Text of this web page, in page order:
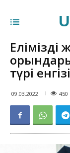
түрі
09.03.2022 450